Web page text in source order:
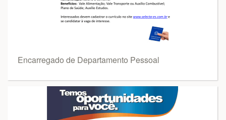
Encarregado de Departamento Pessoal